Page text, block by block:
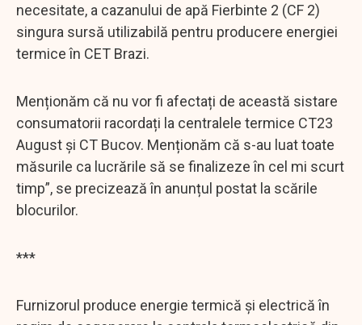
necesitate, a cazanului de apă Fierbinte 2 (CF 2)
singura sursă utilizabilă pentru producere energiei
termice în CET Brazi.
Menționăm că nu vor fi afectați de această sistare
consumatorii racordați la centralele termice CT23
August și CT Bucov. Menționăm că s-au luat toate
măsurile ca lucrările să se finalizeze în cel mi scurt
timp”, se precizează în anunțul postat la scările
blocurilor.
***
Furnizorul produce energie termică și electrică în